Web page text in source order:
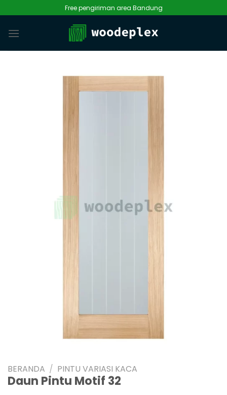
to
content
Free pengiriman area Bandung
BERANDA / PINTU VARIASI KACA
Daun Pintu Motif 32